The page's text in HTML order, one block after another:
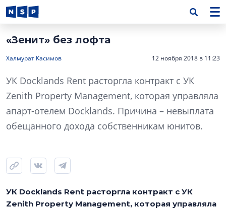
«Зенит» без лофта
Халмурат Касимов 12 ноября 2018 в 11:23
УК Docklands Rent расторгла контракт с УК
Zenith Property Management, которая управляла
апарт-отелем Docklands. Причина – невыплата
обещанного дохода собственникам юнитов.
УК Docklands Rent расторгла контракт с УК
Zenith Property Management, которая управляла